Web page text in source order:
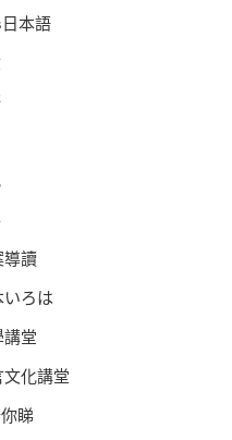
本語
導讀
ろは
堂
化講堂
睇